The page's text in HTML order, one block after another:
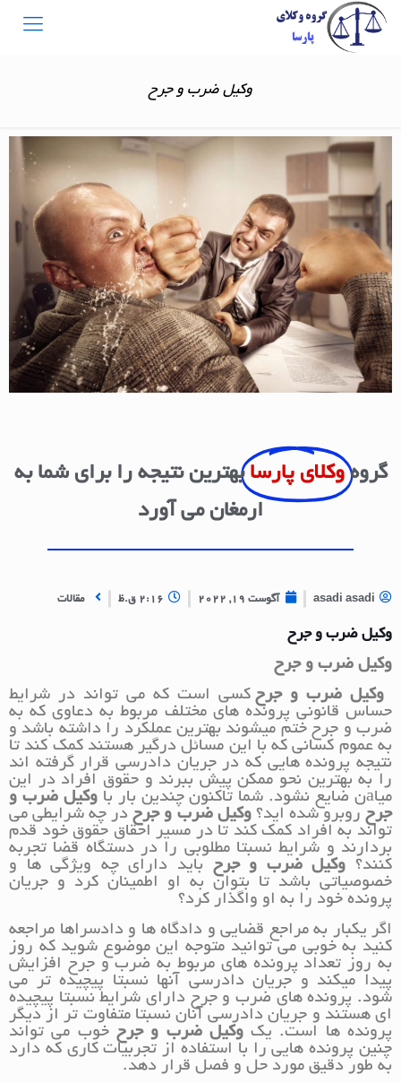
وکیل ضرب و جرح
گروه وکلای پارسا بهترین نتیجه را برای شما به
ارمغان می آورد
asadi asadi آگوست 19, 2022 2:16 ق.ظ مقالات
وکیل ضرب و جرح
وکیل ضرب و جرح
وکیل ضرب و جرح کسی است که می تواند در شرایط
حساس قانونی پرونده های مختلف مربوط به دعاوی که به
ضرب و جرح ختم میشوند بهترین عملکرد را داشته باشد و
به عموم کسانی که با این مسائل درگیر هستند کمک کند تا
نتیجه پرونده هایی که در جریان دادرسی قرار گرفته اند
را به بهترین نحو ممکن پیش ببرند و حقوق افراد در این
میاaن ضایع نشود. شما تاکنون چندین بار با
وکیل ضرب و
جرحروبرو شده اید؟وکیل ضرب و جرحدر چه شرایطی می
تواند به افراد کمک کند تا در مسیر احقاق حقوق خود قدم
بردارند و شرایط نسبتا مطلوبی را در دستگاه قضا تجربه
کنند؟ وکیل ضرب و جرح باید دارای چه ویژگی ها و
خصوصیاتی باشد تا بتوان به او اطمینان کرد و جریان
پرونده خود را به او واگذار کرد؟
اگر یکبار به مراجع قضایی و دادگاه ها و دادسراها مراجعه
کنید به خوبی می توانید متوجه این موضوع شوید که روز
به روز تعداد پرونده های مربوط به ضرب و جرح افزایش
پیدا میکند و جریان دادرسی آنها نسبتا پیچیده تر می
شود. پرونده های ضرب و جرح دارای شرایط نسبتا پیچیده
ای هستند و جریان دادرسی آنان نسبتا متفاوت تر از دیگر
پرونده ها است. یکوکیل ضرب و جرح خوب می تواند
چنین پرونده هایی را با استفاده از تجربیات کاری که دارد
به طور دقیق مورد حل و فصل قرار دهد.